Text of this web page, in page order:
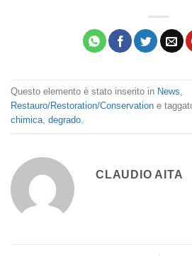
Questo elemento è stato inserito in News,
Restauro/Restoration/Conservation e
chimica, degrado.
CLAUDIO AITA